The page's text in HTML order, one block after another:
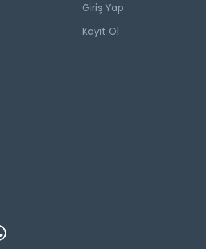
Giriş Yap
Kayıt Ol